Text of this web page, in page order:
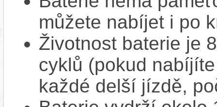
můžete nabíjet i po
Životnost baterie je
cyklů (pokud
každé delší jízdě,